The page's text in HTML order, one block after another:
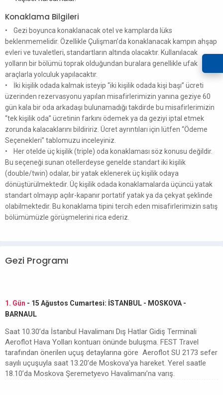
Konaklama Bilgileri
• Gezi boyunca konaklanacak otel ve kamplarda lüks
beklenmemelidir. Özellikle Çulişman’da konaklanacak kampın ahşap
evleri ve tuvaletleri, standartların altında olacaktır. Kullanılacak
yolların bir bölümü toprak olduğundan buralara genellikle ufak
araçlarla yolculuk yapılacaktır.
• İki kişilik odada kalmak isteyip “iki kişilik odada kişi başı” ücreti
üzerinden rezervasyonu yapılan misafirlerimizin yanına geziye 60
gün kala bir oda arkadaşı bulunamadığı takdirde bu misafirlerimizin
“tek kişilik oda” ücretinin farkını ödemek ya da geziyi iptal etmek
zorunda kalacaklarını bildiririz. Ücret ayrıntıları için lütfen “Ödeme
Seçenekleri” tablomuzu inceleyiniz.
• Her otelde üç kişilik (triple) oda konaklaması söz konusu değildir.
Bu seçeneği sunan otellerdeyse genelde standart iki kişilik
(double/twin) odalar, bir yatak eklenerek üç kişilik odaya
dönüştürülmektedir. Üç kişilik odada konaklamalarda üçüncü yatak
standart olmayıp açılır-kapanır portatif yatak ya da çekyat şeklinde
olabilmektedir. Bu konaklama tipini tercih eden misafirlerimizin satış
bölümümüzle görüşmelerini rica ederiz.
Gezi Programı
1. Gün - 15 Ağustos Cumartesi: İSTANBUL - MOSKOVA -
BARNAUL
Saat 10.30’da İstanbul Havalimanı Dış Hatlar Gidiş Terminali
Aeroflot Hava Yolları kontuarı önünde buluşma. FEST Travel
tarafından önerilen uçuş detaylarına göre Aeroflot SU 2173 sefer
sayılı uçuşuyla saat 13.20’de Moskova’ya hareket. Yerel saatle
18.10’da Moskova Şeremetyevo Havalimanı’na varış.